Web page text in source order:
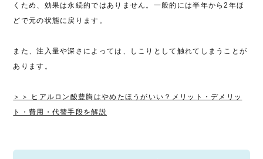
くため、効果は永続的ではありません。一般的には半年から2年ほ
どで元の状態に戻ります。
また、注入量や深さによっては、しこりとして触れてしまうことが
あります。
＞＞ ヒアルロン酸豊胸はやめたほうがいい？メリット・デメリッ
ト・費用・代替手段を解説